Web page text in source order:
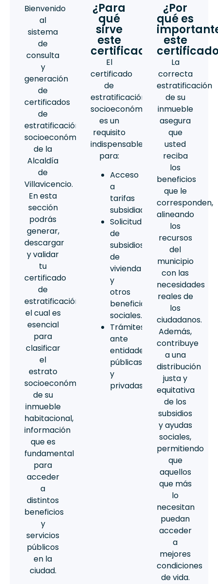
Bienvenido
al
sistema
de
consulta
y
generación
de
certificados
de
estratificación
socioeconómica
de la
Alcaldía
de
Villavicencio.
En esta
sección
podrás
generar,
descargar
y validar
tu
certificado
de
estratificación
el cual es
esencial
para
clasificar
el
estrato
socioeconómico
de su
inmueble
habitacional,
información
que es
fundamental
para
acceder
a
distintos
beneficios
y
servicios
públicos
en la
ciudad.
¿Para
qué
sirve
este
certificado?
El
certificado
de
estratificación
socioeconómica
es un
requisito
indispensable
para:
⁠Acceso
a
tarifas
subsidiadas.
Solicitud
de
subsidios
de
vivienda
y
otros
beneficios
sociales.
Trámites
ante
entidades
públicas
y
privadas.
¿Por
qué es
este
La
correcta
estratificación
de su
inmueble
asegura
que
usted
reciba
los
beneficios
que le
corresponden,
alineando
los
recursos
del
municipio
con las
necesidades
reales de
los
ciudadanos.
Además,
contribuye
a una
distribución
justa y
equitativa
de los
subsidios
y ayudas
sociales,
permitiendo
que
aquellos
que más
lo
necesitan
puedan
acceder
a
mejores
condiciones
de vida.